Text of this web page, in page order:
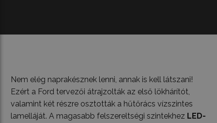
Nem elég naprakésznek lenni, annak is kell látszani!
Ezért a Ford tervezői átrajzolták az első lökhárítót,
valamint két részre osztották a hűtőrács vízszintes
lamelláját. A magasabb felszereltségi szintekhez LED-